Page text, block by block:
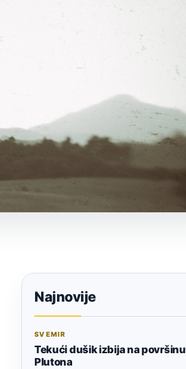
Najnovije
SVEMIR
Tekući dušik izbija na površinu
Plutona